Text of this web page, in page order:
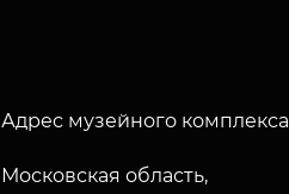
Адрес музейного комплекса
Московская область,